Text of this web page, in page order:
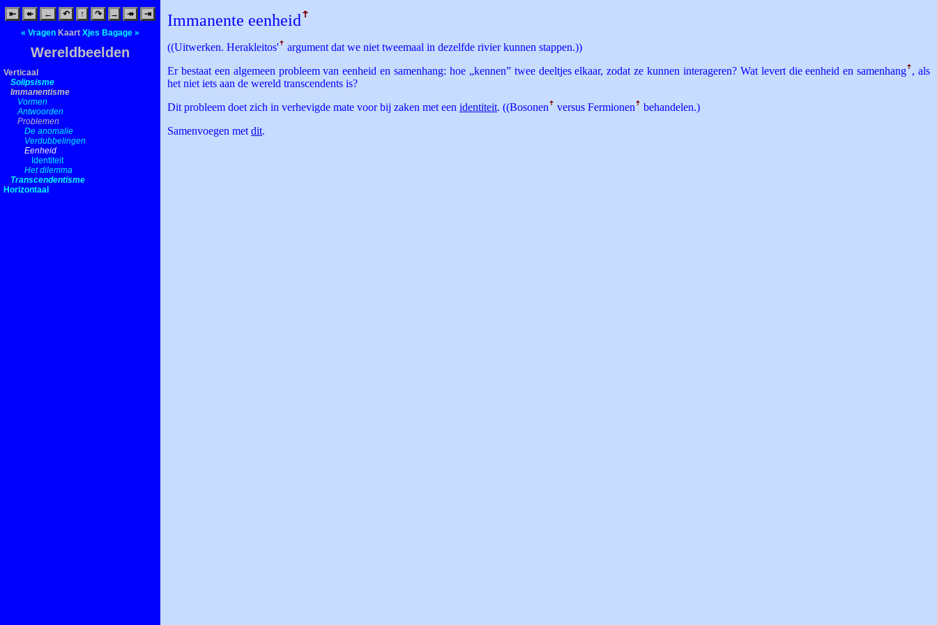
Immanente eenheid ꜛ
((Uitwerken. Herakleitos'ꜛ argument dat we niet tweemaal in dezelfde rivier kunnen stappen.))
Er bestaat een algemeen probleem van eenheid en samenhang: hoe „kennen” twee deeltjes elkaar, zodat ze kunnen interageren? Wat levert die eenheid en samenhangꜛ , als
het niet iets aan de wereld transcendents is?
Dit probleem doet zich in verhevigde mate voor bij zaken met een identiteit. ((Bosonen ꜛ versus Fermionen ꜛ behandelen.)
Samenvoegen met dit.
⇤ ↞ ← ↶ ↑ ↷ → ↠
⇥
« Vragen Kaart Xjes Bagage »
Wereldbeelden
Verticaal
Solipsisme
Immanentisme
Vormen
Antwoorden
Problemen
De anomalie
Verdubbelingen
Eenheid
Identiteit
Het dilemma
Transcendentisme
Horizontaal